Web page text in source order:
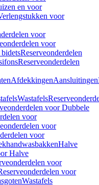
en voor
voor
voor
voor
Reserveonderdelen
Reserveonderdelen
AfdekkingenAansluitingen
Wastafels
voor Dubbele
voor
voor
voor
Halve
Halve
voor
voor
Wastafels